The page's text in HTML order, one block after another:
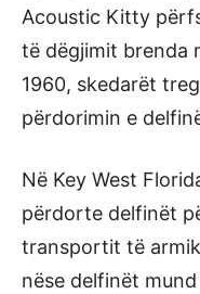
Acoustic Kitty
të dëgjimit brenda
1960, skedarët
përdorimin e
Në Key West
përdorte delfinët
transportit të
nëse delfinët